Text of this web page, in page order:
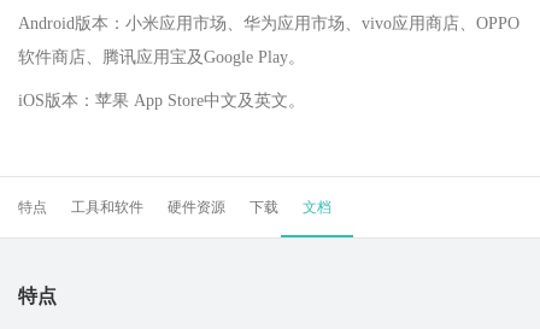
Android版本：小米应用市场、华为应用市场、vivo应用商店、OPPO
软件商店、腾讯应用宝及Google Play。
iOS版本：苹果 App Store中文及英文。
特点 工具和软件 硬件资源 下载 文档
特点